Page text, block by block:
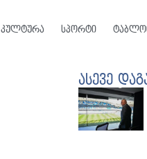
კულტურა სპორტი
ასევე